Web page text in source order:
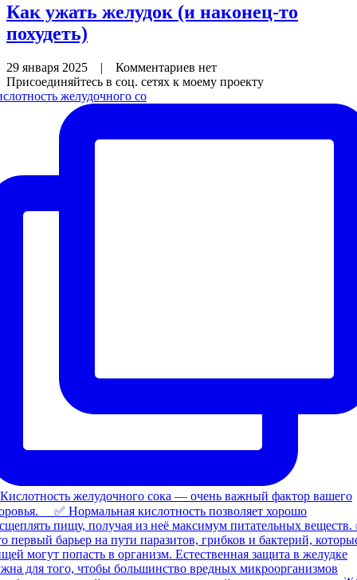
Как ужать желудок (и наконец-то
похудеть)
29 января 2025 | Комментариев нет
Присоединяйтесь в соц. сетях к моему проекту
желудочного со